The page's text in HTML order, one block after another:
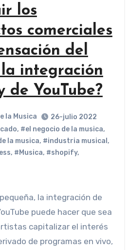
los
comerciales
del
integración
de YouTube?
la Musica
26-julio 2022
, #el negocio de la musica,
la musica, #industria musical ,
, #Musica, #shopify,
puede hacer que sea
capitalizar el interés
de programas en vivo,